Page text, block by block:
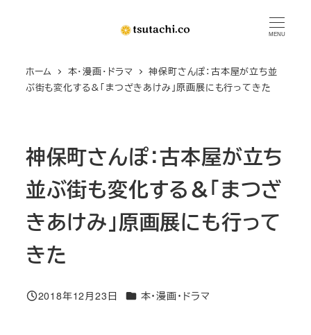
MENU
ホーム 本・漫画・ドラマ
神保町さんぽ：古本屋が立ち並
ぶ街も変化する＆「まつざきあけみ」原画展にも行ってきた
神保町さんぽ：古本屋が立ち
並ぶ街も変化する＆「まつざ
きあけみ」原画展にも行って
きた
投稿日
2018年12月23日 カテゴリー
本・漫画・ドラマ